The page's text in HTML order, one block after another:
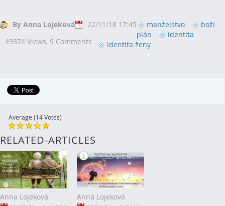
By Anna Lojeková
22/11/18 17:45
49374 Views, 9 Comments
manželstvo
boží
plán
identita
identita ženy
Average (14 Votes)
RELATED-ARTICLES
Anna Lojeková Anna Lojeková